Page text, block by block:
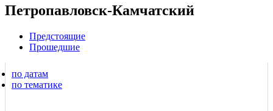
Петропавловск-Камчатский
Предстоящие
Прошедшие
по датам
по тематике